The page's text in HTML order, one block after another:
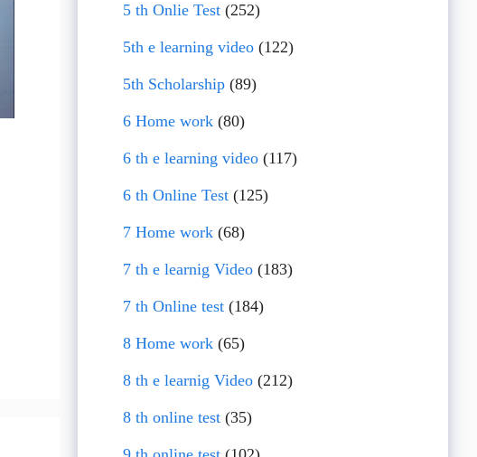
5 th Onlie Test(252)
5th e learning video(122)
5th Scholarship(89)
6 Home work(80)
6 th e learning video(117)
6 th Online Test(125)
7 Home work(68)
7 th e learnig Video(183)
7 th Online test(184)
8 Home work(65)
8 th e learnig Video(212)
8 th online test(35)